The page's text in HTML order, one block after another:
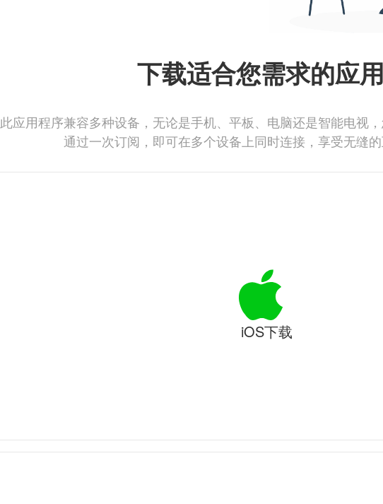
下载适合您需求的应用
此应用程序兼容多种设备，无论是手机、平板、电脑还是智能电视，
通过一次订阅，即可在多个设备上同时连接，享受无缝的
iOS下载